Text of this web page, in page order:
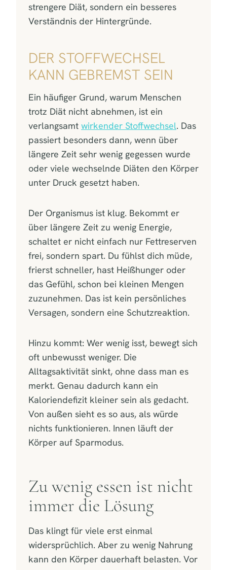
strengere Diät, sondern ein besseres
Verständnis der Hintergründe.
DER STOFFWECHSEL
KANN GEBREMST SEIN
Ein häufiger Grund, warum Menschen
trotz Diät nicht abnehmen, ist ein
verlangsamt wirkender Stoffwechsel. Das
passiert besonders dann, wenn über
längere Zeit sehr wenig gegessen wurde
oder viele wechselnde Diäten den Körper
unter Druck gesetzt haben.
Der Organismus ist klug. Bekommt er
über längere Zeit zu wenig Energie,
schaltet er nicht einfach nur Fettreserven
frei, sondern spart. Du fühlst dich müde,
frierst schneller, hast Heißhunger oder
das Gefühl, schon bei kleinen Mengen
zuzunehmen. Das ist kein persönliches
Versagen, sondern eine Schutzreaktion.
Hinzu kommt: Wer wenig isst, bewegt sich
oft unbewusst weniger. Die
Alltagsaktivität sinkt, ohne dass man es
merkt. Genau dadurch kann ein
Kaloriendefizit kleiner sein als gedacht.
Von außen sieht es so aus, als würde
nichts funktionieren. Innen läuft der
Körper auf Sparmodus.
Zu wenig essen ist nicht
immer die Lösung
Das klingt für viele erst einmal
widersprüchlich. Aber zu wenig Nahrung
kann den Körper dauerhaft belasten. Vor